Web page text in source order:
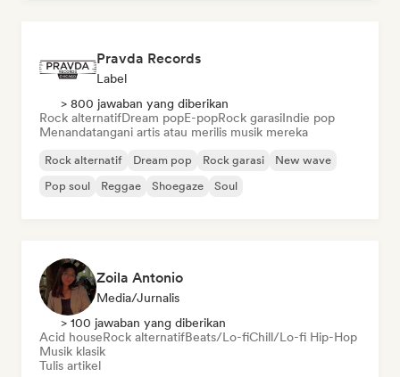
Pravda Records
Label
> 800 jawaban yang diberikan
Rock alternatifDream popE-popRock garasiIndie pop
Menandatangani artis atau merilis musik mereka
Rock alternatif Dream pop Rock garasi
New wave
Pop soul
Reggae Shoegaze Soul
Zoila Antonio
Media/Jurnalis
> 100 jawaban yang diberikan
Acid houseRock alternatifBeats/Lo-fiChill/Lo-fi Hip-Hop
Musik klasik
Tulis artikel